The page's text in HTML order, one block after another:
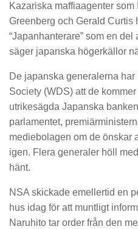
Kazariska maffiaagenter
Greenberg och Gerald Curtis
“Japanhanterare” som en
säger japanska högerkällor
De japanska generalerna
Society (WDS) att de
utrikesägda Japanska
parlamentet,
mediebolagen om de önskar
igen. Flera generaler höll
hänt.
NSA skickade emellertid en
hus idag för att muntligt
Naruhito tar order från den